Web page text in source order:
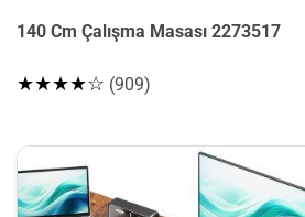
140 Cm Çalışma Masası 2273517
★★★★☆ (909)